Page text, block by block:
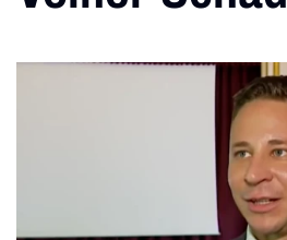
Vagy fedezze fel
Zöld